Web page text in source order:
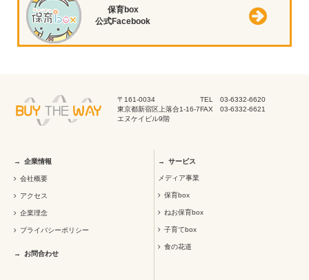
保育box
公式Facebook
〒161-0034
東京都新宿区上落合1-16-7
エヌケイビル9階
TEL 03-6332-6620
FAX 03-6332-6621
企業情報
会社概要
アクセス
企業理念
プライバシーポリシー
お問合わせ
サービス
メディア事業
保育box
ねお保育box
子育てbox
食の花道